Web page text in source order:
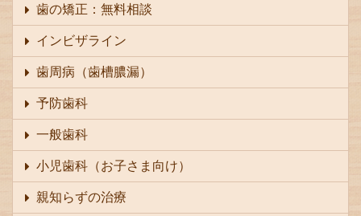
歯の矯正：無料相談
インビザライン
歯周病（歯槽膿漏）
予防歯科
一般歯科
小児歯科（お子さま向け）
親知らずの治療